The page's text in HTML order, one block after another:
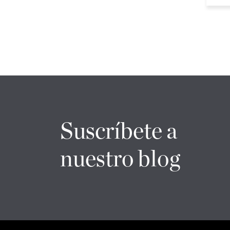
Suscríbete a
nuestro blog